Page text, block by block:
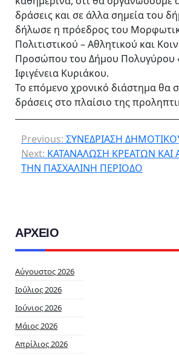
δράσεις και σε άλλα σημεία του
δήλωσε η πρόεδρος του
Πολιτιστικού – Αθλητικού και
Προσώπου του Δήμου Πολυγύρου
Ιφιγένεια Κυριάκου.
Το επόμενο χρονικό διάστημα θα
δράσεις στο πλαίσιο της
Previous: ΣΥΝΕΔΡΙΑΣΗ
Next: ΚΑΤΑΝΑΛΩΣΗ ΚΡΕΑΤΩΝ ΚΑΙ
ΤΗΝ ΠΑΣΧΑΛΙΝΗ ΠΕΡΙΟΔΟ
ΑΡΧΕΙΟ
Αύγουστος 2026
Ιούλιος 2026
Ιούνιος 2026
Μάιος 2026
Απρίλιος 2026